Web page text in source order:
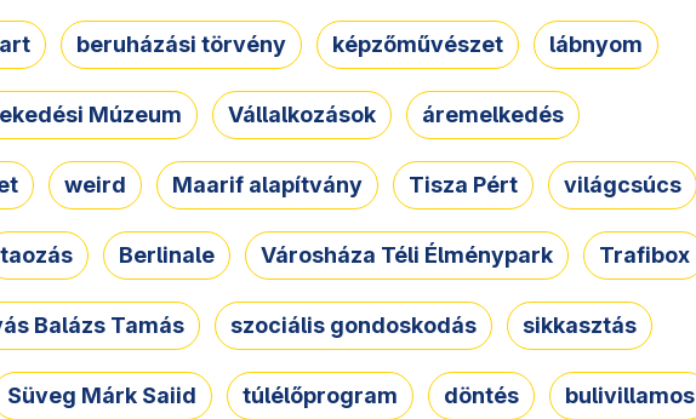
beruházási törvény képzőművészet lábnyom
Múzeum Vállalkozások áremelkedés
weird Maarif alapítvány Tisza Pért világcsúcs
taozás Berlinale Városháza Téli Élménypark Trafibox
Balázs Tamás szociális gondoskodás sikkasztás
Süveg Márk Saiid túlélőprogram döntés bulivillamos